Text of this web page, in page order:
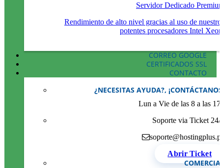
Servidor Dedicado
Rendimiento de alto nivel gracias al uso de
potentes procesadores Intel
CORREO GOOGLE
CERTIFICADOS SSL
CONTACTO
¿NECESITAS AYUDA?,
Lun a Vie de las 8 a las
Soporte via Ticket
Abrir Ticket